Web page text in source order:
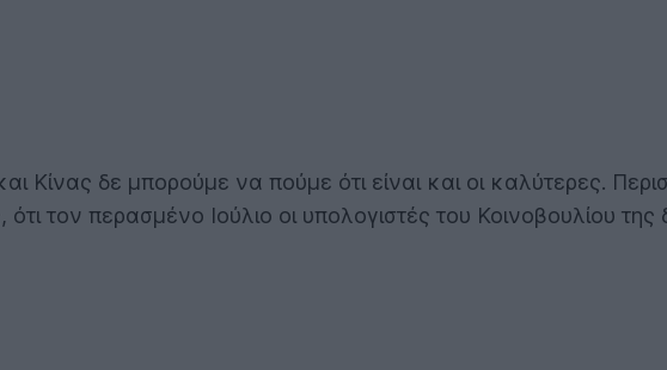
Κίνας δε μπορούμε να πούμε ότι είναι και οι καλύτερες.
τον περασμένο Ιούλιο οι υπολογιστές του Κοινοβουλίου της